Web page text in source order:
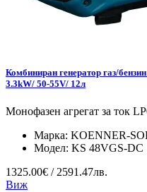
Комбиниран генератор газ/
3.3kW/ 50-55V/ 12л
Монофазен агрегат за ток
Марка: KOENNER-
Модел: KS 48VGS-DC
1325.00€ / 2591.47лв.
Виж